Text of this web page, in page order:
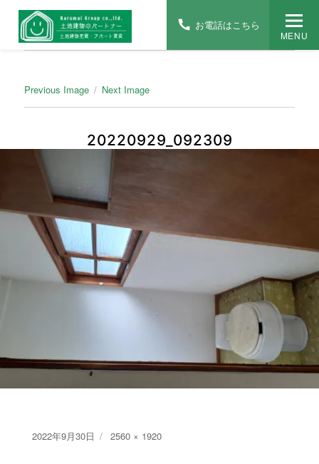
MENU
Previous Image Next Image
20220929_092309
Posted
2022年9月30日
Full
2560 × 1920
お電話はこちら